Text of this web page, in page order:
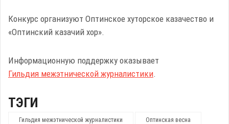
Конкурс организуют Оптинское хуторское казачество и
«Оптинский казачий хор».
Информационную поддержку оказывает
Гильдия межэтнической журналистики.
ТЭГИ
Гильдия межэтнической журналистики Оптинская весна